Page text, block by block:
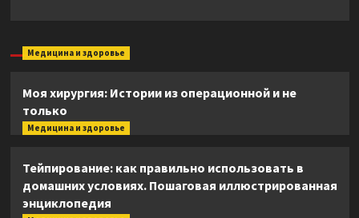
Медицина и здоровье
Моя хирургия: Истории из операционной и не
только
Медицина и здоровье
Тейпирование: как правильно использовать в
домашних условиях. Пошаговая иллюстрированная
энциклопедия